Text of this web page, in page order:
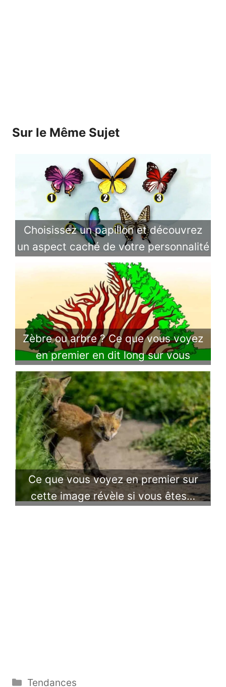
Sur le Même Sujet
Choisissez un papillon et découvrez
un aspect caché de votre personnalité
Zèbre ou arbre ? Ce que vous voyez
en premier en dit long sur vous
Ce que vous voyez en premier sur
cette image révèle si vous êtes…
Catégories
Tendances